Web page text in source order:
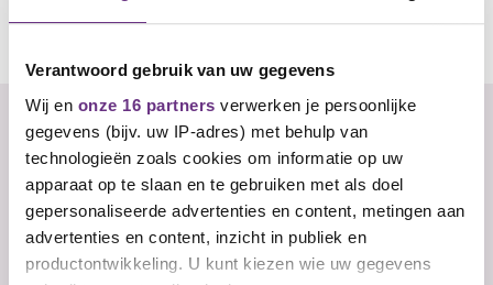
Verantwoord gebruik van uw gegevens
Wij en onze 16 partners verwerken je persoonlijke
gegevens (bijv. uw IP-adres) met behulp van
technologieën zoals cookies om informatie op uw
apparaat op te slaan en te gebruiken met als doel
gepersonaliseerde advertenties en content, metingen aan
advertenties en content, inzicht in publiek en
productontwikkeling. U kunt kiezen wie uw gegevens
Er zijn nog geen reacties, wees de eerste!
U
Reageren